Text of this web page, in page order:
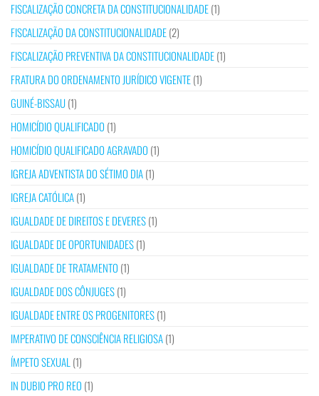
FISCALIZAÇÃO CONCRETA DA CONSTITUCIONALIDADE(1)
FISCALIZAÇÃO DA CONSTITUCIONALIDADE(2)
FISCALIZAÇÃO PREVENTIVA DA CONSTITUCIONALIDADE(1)
FRATURA DO ORDENAMENTO JURÍDICO VIGENTE(1)
GUINÉ-BISSAU(1)
HOMICÍDIO QUALIFICADO (1)
HOMICÍDIO QUALIFICADO AGRAVADO (1)
IGREJA ADVENTISTA DO SÉTIMO DIA(1)
IGREJA CATÓLICA(1)
IGUALDADE DE DIREITOS E DEVERES(1)
IGUALDADE DE OPORTUNIDADES(1)
IGUALDADE DE TRATAMENTO (1)
IGUALDADE DOS CÔNJUGES(1)
IGUALDADE ENTRE OS PROGENITORES(1)
IMPERATIVO DE CONSCIÊNCIA RELIGIOSA(1)
ÍMPETO SEXUAL (1)
IN DUBIO PRO REO (1)